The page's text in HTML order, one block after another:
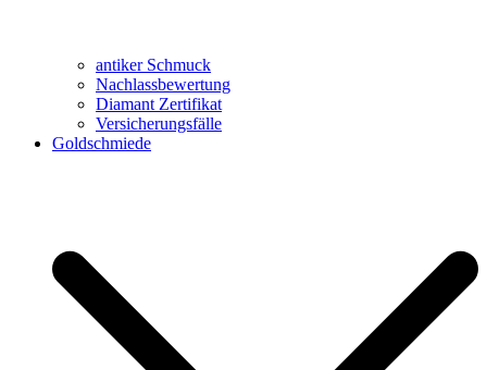
antiker Schmuck
Nachlassbewertung
Diamant Zertifikat
Versicherungsfälle
Goldschmiede